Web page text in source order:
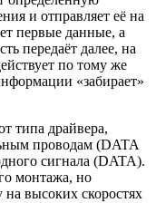
и отправляет её на
первые данные, а
передаёт далее, на
по тому же
«забирает»
типа драйвера,
проводам (DATA
сигнала (DATA).
монтажа, но
на высоких скоростях